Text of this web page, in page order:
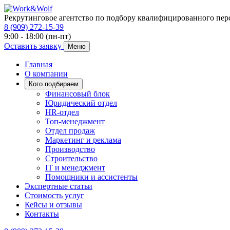
Рекрутинговое агентство по подбору квалифицированного
8 (909) 272-15-39
9:00 - 18:00 (пн-пт)
Оставить заявку
Меню
Главная
О компании
Кого подбираем
Финансовый блок
Юридический отдел
HR-отдел
Топ-менеджмент
Отдел продаж
Маркетинг и реклама
Производство
Строительство
IT и менеджмент
Помощники и ассистенты
Экспертные статьи
Стоимость услуг
Кейсы и отзывы
Контакты